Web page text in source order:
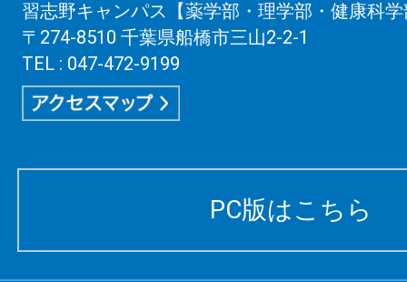
習志野キャンパス【薬学部・理学部・健康科
〒274-8510 千葉県船橋市三山2-2-1
TEL : 047-472-9199
PC版はこちら